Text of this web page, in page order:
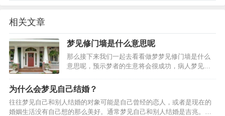
相关文章
梦见修门墙是什么意思呢
那么接下来我们一起去看看做梦梦见修门墙是什么
意思呢，预示梦者的生意将会很成功，病人梦见装
修房子，预示梦者可能做了什么对不起家庭的事
情；女人梦见装修房子，预示梦者着因为自己的虚
荣心太强而可能引起家庭…
为什么会梦见自己结婚？
往往梦见自己和别人结婚的对象可能是自己曾经的恋人，或者是现在的
婚姻生活没有自己想的那么美好。通常梦见自己和别人结婚是吉兆。